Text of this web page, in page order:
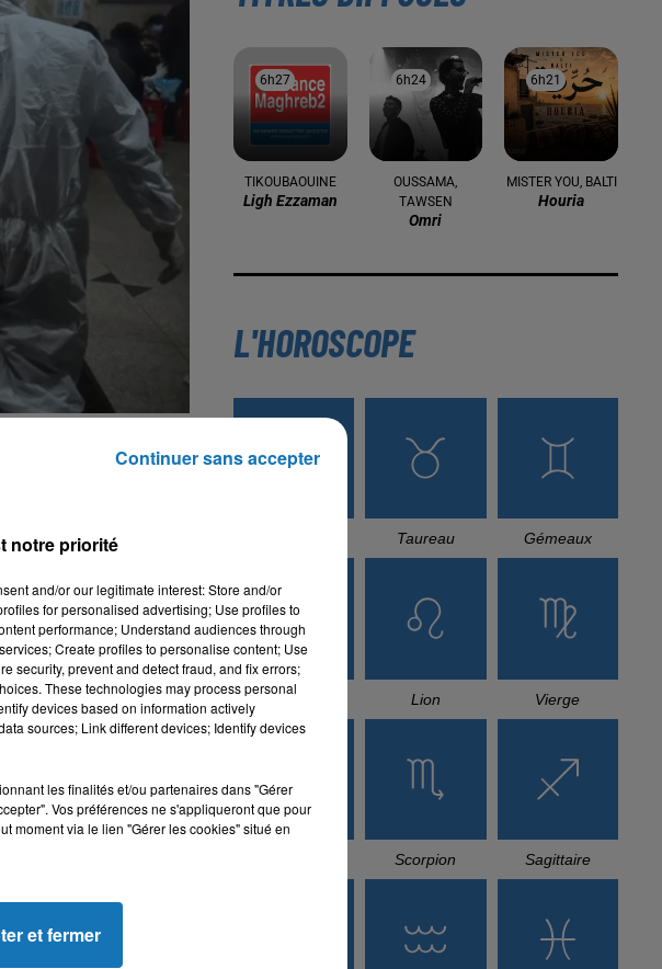
exceptionnel de 30
mis en place.
le Ministère de la Santé
destiné à l’export
comité technique et
au Covid-19.
thérapeutique
Zahraoui , prescrit la
de 1642 lits en
À LA UNE
16 mai 2024
Baya: La Muse Algérienne Qui a
Charmé le Monde
cérémonial, confirmations et
démonstrations
Couscous de saison : marché local et
cuisine du Maghreb
TITRES DIFFUSÉS
6h27
6h27
TIKOUBAOUINE
OUSSAMA,
TAWSEN
Omri
MISTER YOU, BALTI
Houria
notre priorité
and/or our legitimate interest: Store and/or
for personalised advertising; Use profiles to
performance; Understand audiences through
Create profiles to personalise content; Use
security, prevent and detect fraud, and fix errors;
These technologies may process personal
devices based on information actively
sources; Link different devices; Identify devices
les finalités et/ou partenaires dans "Gérer
Vos préférences ne s'appliqueront que pour
moment via le lien "Gérer les cookies" situé en
et fermer
Continuer sans accepter